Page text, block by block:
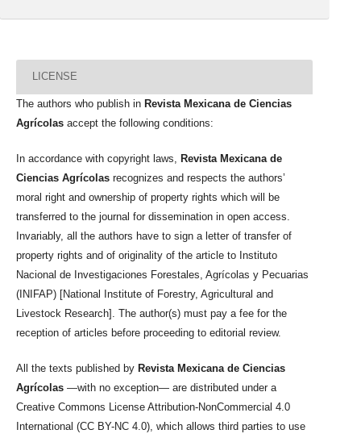
LICENSE
The authors who publish in Revista Mexicana de Ciencias
Agrícolas accept the following conditions:
In accordance with copyright laws,
Revista Mexicana de
Ciencias Agrícolas recognizes and respects the authors’
moral right and ownership of property rights which will be
transferred to the journal for dissemination in open access.
Invariably, all the authors have to sign a letter of transfer of
property rights and of originality of the article to Instituto
Nacional de Investigaciones Forestales, Agrícolas y Pecuarias
(INIFAP) [National Institute of Forestry, Agricultural and
Livestock Research]. The author(s) must pay a fee for the
reception of articles before proceeding to editorial review.
All the texts published by Revista Mexicana de Ciencias
Agrícolas —with no exception— are distributed under a
Creative Commons License Attribution-NonCommercial 4.0
International (CC BY-NC 4.0), which allows third parties to use